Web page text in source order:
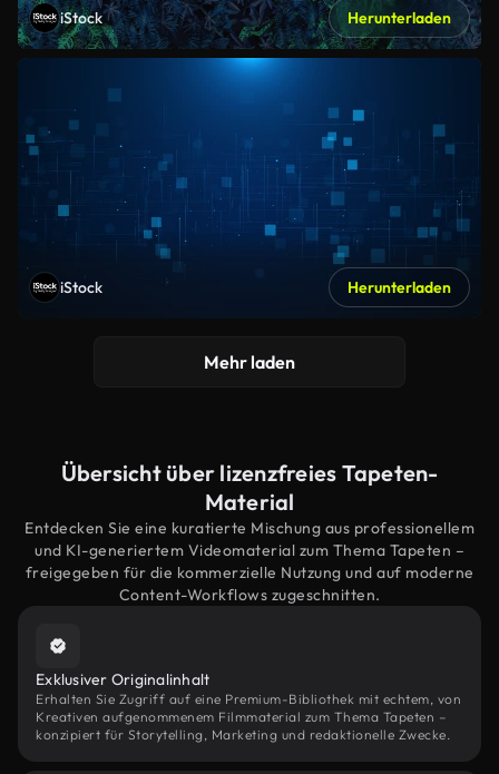
iStock Herunterladen
iStock Herunterladen
Mehr laden
Übersicht über lizenzfreies Tapeten-
Material
Entdecken Sie eine kuratierte Mischung aus professionellem
und KI-generiertem Videomaterial zum Thema Tapeten –
freigegeben für die kommerzielle Nutzung und auf moderne
Content-Workflows zugeschnitten.
Exklusiver Originalinhalt
Erhalten Sie Zugriff auf eine Premium-Bibliothek mit echtem, von
Kreativen aufgenommenem Filmmaterial zum Thema Tapeten –
konzipiert für Storytelling, Marketing und redaktionelle Zwecke.